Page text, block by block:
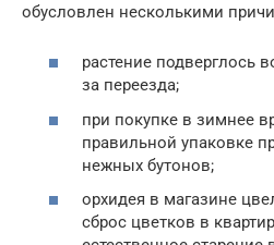
обусловлен несколькими
растение подверглось
за переезда;
при покупке в зимнее
правильной упаковке
нежных бутонов;
орхидея в магазине
сброс цветков в